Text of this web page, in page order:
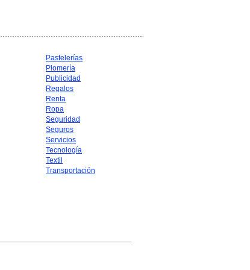
Pastelerías
Plomería
Publicidad
Regalos
Renta
Ropa
Seguridad
Seguros
Servicios
Tecnología
Textil
Transportación